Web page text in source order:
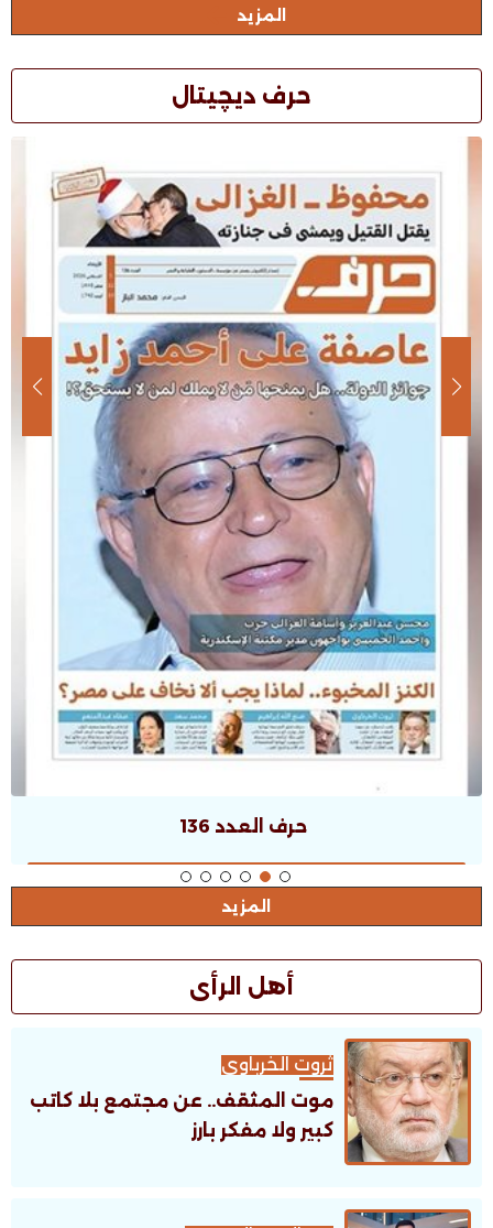
المزيد
حرف ديچيتال
حرف العدد 135
المزيد
أهل الرأى
ثروت الخرباوى
موت المثقف.. عن مجتمع بلا كاتب
كبير ولا مفكر بارز